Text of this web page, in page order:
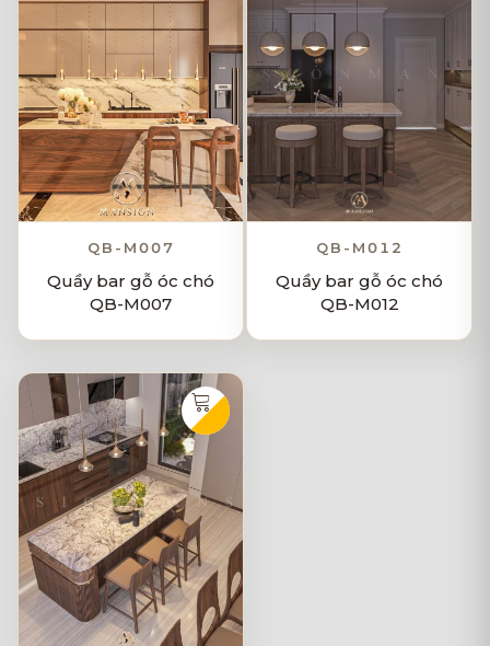
QB-M007
Quầy bar gỗ óc chó
QB-M007
QB-M012
Quầy bar gỗ óc chó
QB-M012